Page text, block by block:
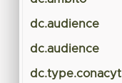
dc.audience
dc.audience
dc.type.conacyt